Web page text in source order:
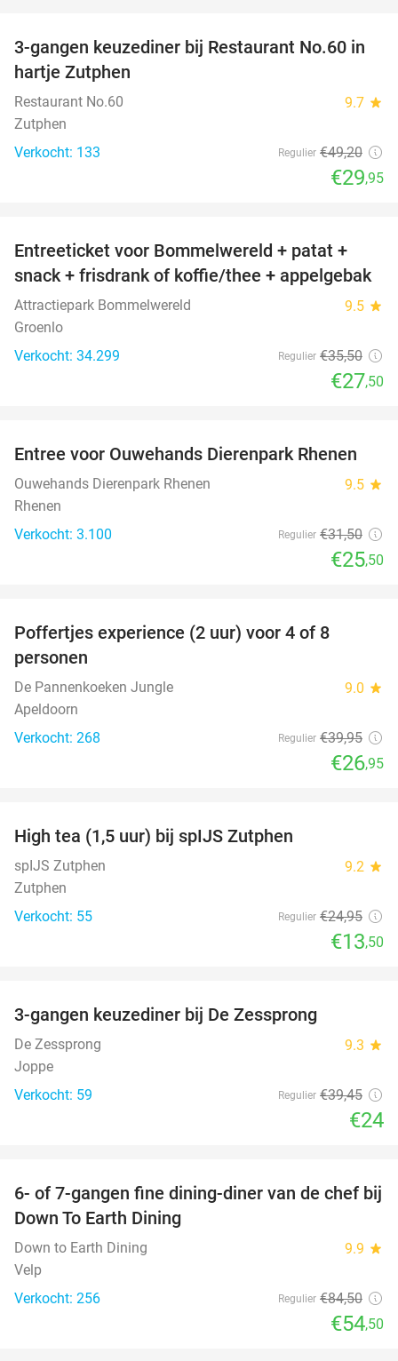
39%
3-gangen keuzediner bij Restaurant No.60 in
hartje Zutphen
Restaurant No.60 9.7 star
Zutphen
Verkocht: 133
Regulier €49,20
€29,95
23%
Entreeticket voor Bommelwereld + patat +
snack + frisdrank of koffie/thee + appelgebak
Attractiepark Bommelwereld 9.5 star
Groenlo
Verkocht: 34.299
Regulier €35,50
€27,50
19%
Entree voor Ouwehands Dierenpark Rhenen
Ouwehands Dierenpark Rhenen 9.5 star
Rhenen
Verkocht: 3.100
Regulier €31,50
€25,50
Poffertjes experience (2 uur) voor 4 of 8
personen
De Pannenkoeken Jungle 9.0 star
Apeldoorn
Verkocht: 268
Regulier €39,95
€26,95
High tea (1,5 uur) bij spIJS Zutphen
spIJS Zutphen 9.2 star
Zutphen
Verkocht: 55
Regulier €24,95
€13,50
3-gangen keuzediner bij De Zessprong
De Zessprong 9.3 star
Joppe
Verkocht: 59
Regulier €39,45
€24
36%
6- of 7-gangen fine dining-diner van de chef bij
Down To Earth Dining
Down to Earth Dining 9.9 star
Velp
Verkocht: 256
Regulier €84,50
€54,50